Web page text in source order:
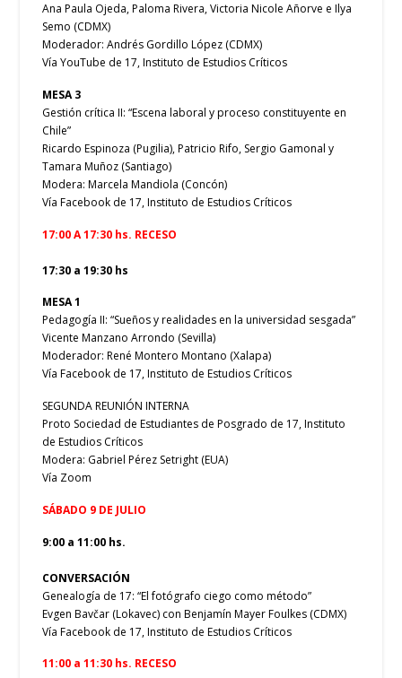
Ana Paula Ojeda, Paloma Rivera, Victoria Nicole Añorve e Ilya
Semo (CDMX)
Moderador: Andrés Gordillo López (CDMX)
Vía YouTube de 17, Instituto de Estudios Críticos
MESA 3
Gestión crítica II: “Escena laboral y proceso constituyente en
Chile”
Ricardo Espinoza (Pugilia), Patricio Rifo, Sergio Gamonal y
Tamara Muñoz (Santiago)
Modera: Marcela Mandiola (Concón)
Vía Facebook de 17, Instituto de Estudios Críticos
17:00 A 17:30 hs. RECESO
17:30 a 19:30 hs
MESA 1
Pedagogía II: “Sueños y realidades en la universidad sesgada”
Vicente Manzano Arrondo (Sevilla)
Moderador: René Montero Montano (Xalapa)
Vía Facebook de 17, Instituto de Estudios Críticos
SEGUNDA REUNIÓN INTERNA
Proto Sociedad de Estudiantes de Posgrado de 17, Instituto
de Estudios Críticos
Modera: Gabriel Pérez Setright (EUA)
Vía Zoom
SÁBADO 9 DE JULIO
9:00 a 11:00 hs.
CONVERSACIÓN
Genealogía de 17: “El fotógrafo ciego como método”
Evgen Bavčar (Lokavec) con Benjamín Mayer Foulkes (CDMX)
Vía Facebook de 17, Instituto de Estudios Críticos
11:00 a 11:30 hs. RECESO